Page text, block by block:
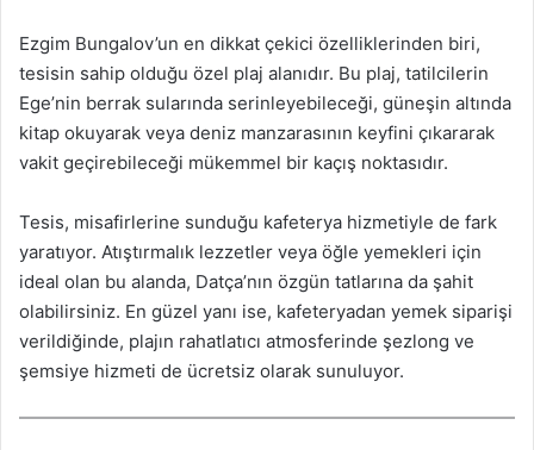
Ezgim Bungalov’un en dikkat çekici özelliklerinden biri,
tesisin sahip olduğu özel plaj alanıdır. Bu plaj, tatilcilerin
Ege’nin berrak sularında serinleyebileceği, güneşin altında
kitap okuyarak veya deniz manzarasının keyfini çıkararak
vakit geçirebileceği mükemmel bir kaçış noktasıdır.
Tesis, misafirlerine sunduğu kafeterya hizmetiyle de fark
yaratıyor. Atıştırmalık lezzetler veya öğle yemekleri için
ideal olan bu alanda, Datça’nın özgün tatlarına da şahit
olabilirsiniz. En güzel yanı ise, kafeteryadan yemek siparişi
verildiğinde, plajın rahatlatıcı atmosferinde şezlong ve
şemsiye hizmeti de ücretsiz olarak sunuluyor.